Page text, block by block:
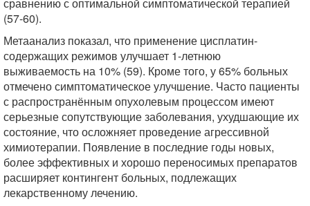
(57-60).
Метаанализ показал, что применение цисплатин-
содержащих режимов улучшает 1-летнюю
выживаемость на 10% (59). Кроме того, у 65% больных
отмечено симптоматическое улучшение. Часто пациенты
с распространённым опухолевым процессом имеют
серьезные сопутствующие заболевания, ухудшающие их
состояние, что осложняет проведение агрессивной
химиотерапии. Появление в последние годы новых,
более эффективных и хорошо переносимых препаратов
расширяет контингент больных, подлежащих
лекарственному лечению.